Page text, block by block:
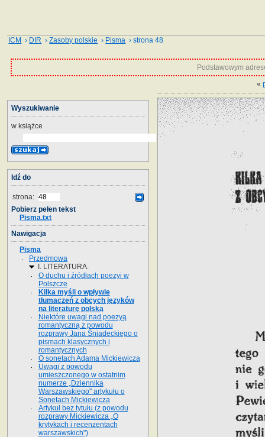
ICM › DIR ›Zasoby polskie › Pisma › strona 48
Podstawowym
«
Wyszukiwanie
w książce
Idź do
strona:
Pobierz pełen tekst
Pisma.txt
Nawigacja
Pisma
Przedmowa
I. LITERATURA.
O duchu i źródłach poezyi w
Polszcze
Kilka myśli o wpływie
tłumaczeń z obcych języków
na literaturę polską
Niektóre uwagi nad poezyą
romantyczną z powodu
rozprawy Jana Śniadeckiego o
pismach klasycznych i
romantycznych
O sonetach Adama Mickiewicza
Uwagi z powodu
umieszczonego w ostatnim
numerze „Dziennika
Warszawskiego" artykułu o
Sonetach Mickiewicza
Artykuł bez tytułu (z powodu
rozprawy Mickiewicza „O
krytykach i recenzentach
warszawskich")